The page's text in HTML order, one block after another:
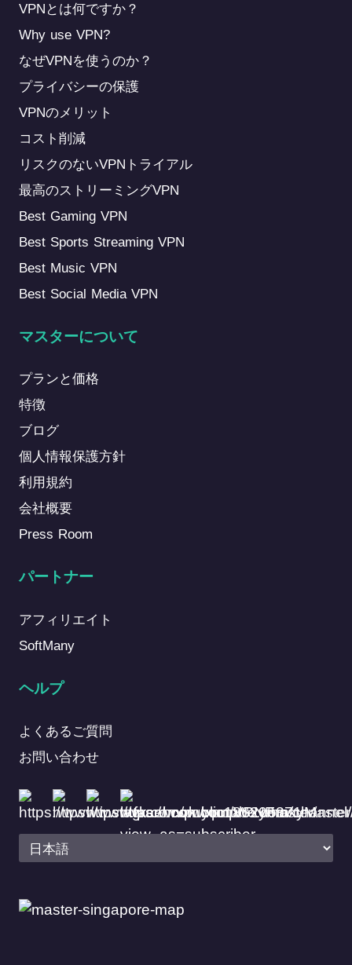
VPNとは何ですか？
Why use VPN?
なぜVPNを使うのか？
プライバシーの保護
VPNのメリット
コスト削減
リスクのないVPNトライアル
最高のストリーミングVPN
Best Gaming VPN
Best Sports Streaming VPN
Best Music VPN
Best Social Media VPN
マスターについて
プランと価格
特徴
ブログ
個人情報保護方針
利用規約
会社概要
Press Room
パートナー
アフィリエイト
SoftMany
ヘルプ
よくあるご質問
お問い合わせ